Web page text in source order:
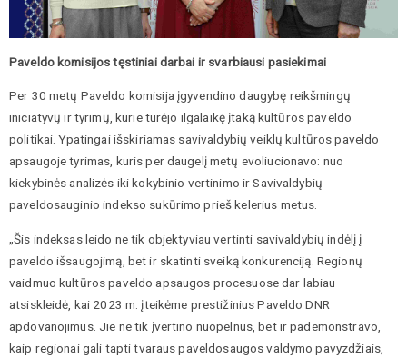
Paveldo komisijos tęstiniai darbai ir svarbiausi pasiekimai
Per 30 metų Paveldo komisija įgyvendino daugybę reikšmingų
iniciatyvų ir tyrimų, kurie turėjo ilgalaikę įtaką kultūros paveldo
politikai. Ypatingai išskiriamas savivaldybių veiklų kultūros paveldo
apsaugoje tyrimas, kuris per daugelį metų evoliucionavo: nuo
kiekybinės analizės iki kokybinio vertinimo ir Savivaldybių
paveldosauginio indekso sukūrimo prieš kelerius metus.
„Šis indeksas leido ne tik objektyviau vertinti savivaldybių indėlį į
paveldo išsaugojimą, bet ir skatinti sveiką konkurenciją. Regionų
vaidmuo kultūros paveldo apsaugos procesuose dar labiau
atsiskleidė, kai 2023 m. įteikėme prestižinius Paveldo DNR
apdovanojimus. Jie ne tik įvertino nuopelnus, bet ir pademonstravo,
kaip regionai gali tapti tvaraus paveldosaugos valdymo pavyzdžiais,